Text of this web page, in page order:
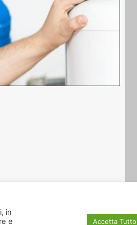
in
e
Accetta Tutto